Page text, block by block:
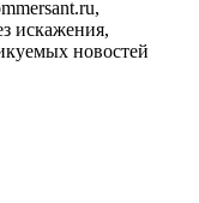
искажения,
новостей